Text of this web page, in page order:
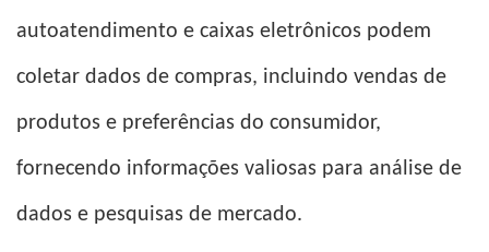
autoatendimento e caixas eletrônicos podem
coletar dados de compras, incluindo vendas de
produtos e preferências do consumidor,
fornecendo informações valiosas para análise de
dados e pesquisas de mercado.